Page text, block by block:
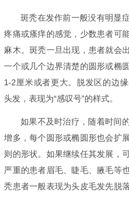
斑秃在发作前一般没有明显
疼痛或瘙痒的感觉，少数患者可
麻木。斑秃一旦出现，患者就会
一个或几个边界清楚的圆形或椭
1-2厘米或者更大。脱发区的边
头发，表现为“感叹号”的样式。
如果不及时治疗，随着时间
增多，每个圆形或椭圆形也会扩
则的形状。如果继续任其发展，
严重的患者眉毛、睫毛、腋毛等
秃患者一般表现为头皮毛发先脱